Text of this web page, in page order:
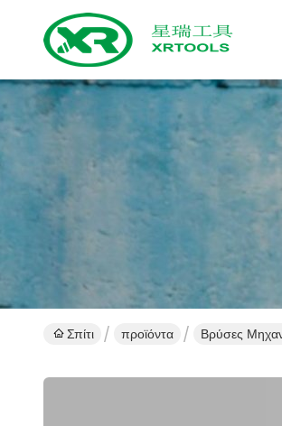
Σπίτι προϊόντα Βρύσες